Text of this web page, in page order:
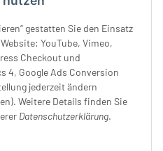
gestatten Sie den Einsatz
YouTube, Vimeo,
Checkout und
4, Google Ads Conversion
jederzeit ändern
Weitere Details finden Sie
Datenschutzerklärung.
10 - 14 Uhr